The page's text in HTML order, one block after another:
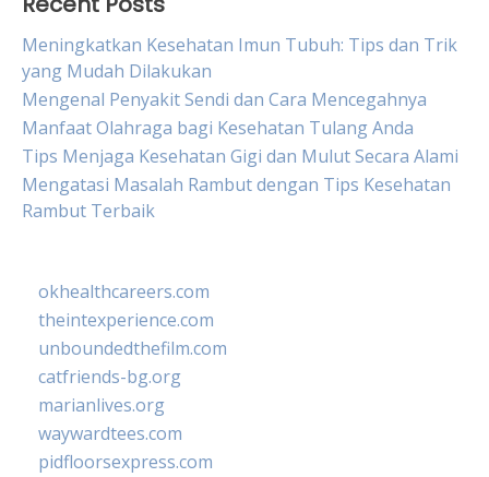
Meningkatkan Kesehatan Imun Tubuh: Tips dan Trik
yang Mudah Dilakukan
Mengenal Penyakit Sendi dan Cara Mencegahnya
Manfaat Olahraga bagi Kesehatan Tulang Anda
Tips Menjaga Kesehatan Gigi dan Mulut Secara Alami
Mengatasi Masalah Rambut dengan Tips Kesehatan
Rambut Terbaik
okhealthcareers.com
theintexperience.com
unboundedthefilm.com
catfriends-bg.org
marianlives.org
waywardtees.com
pidfloorsexpress.com